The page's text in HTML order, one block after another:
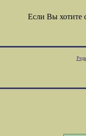
Если Вы хотите